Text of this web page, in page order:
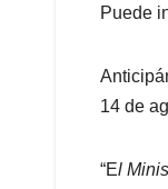
Puede
14 de
“El